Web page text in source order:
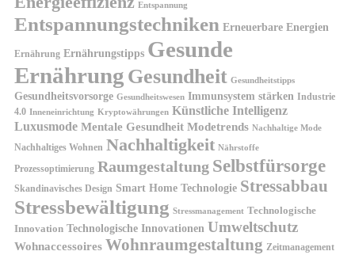
Entspannung
Entspannungstechniken Erneuerbare Energien
Ernährung Ernährungstipps Gesunde
Ernährung Gesundheit Gesundheitstipps
Gesundheitsvorsorge Gesundheitswesen Immunsystem stärken Industrie
4.0 Inneneinrichtung Kryptowährungen Künstliche Intelligenz
Luxusmode Mentale Gesundheit Modetrends Nachhaltige Mode
Nachhaltiges Wohnen Nachhaltigkeit Nährstoffe
Prozessoptimierung Raumgestaltung Selbstfürsorge
Skandinavisches Design Smart Home Technologie Stressabbau
Stressbewältigung Stressmanagement Technologische
Innovation Technologische Innovationen Umweltschutz
Wohnaccessoires Wohnraumgestaltung Zeitmanagement